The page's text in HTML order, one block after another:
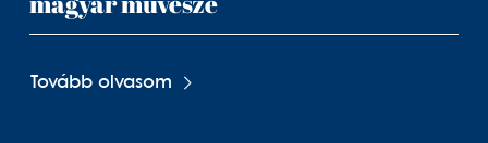
Tovább olvasom